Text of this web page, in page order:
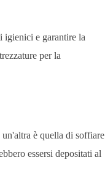
igienici e garantire la
per la
è quella di soffiare
essersi depositati al